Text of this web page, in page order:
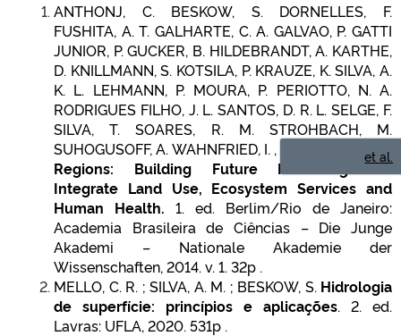
ANTHONJ, C. BESKOW, S. DORNELLES, F.
FUSHITA, A. T. GALHARTE, C. A. GALVAO, P. GATTI
JUNIOR, P. GUCKER, B. HILDEBRANDT, A. KARTHE,
D. KNILLMANN, S. KOTSILA, P. KRAUZE, K. SILVA, A.
K. L. LEHMANN, P. MOURA, P. PERIOTTO, N. A.
RODRIGUES FILHO, J. L. SANTOS, D. R. L. SELGE, F.
SILVA, T. SOARES, R. M. STROHBACH, M.
SUHOGUSOFF, A. WAHNFRIED, I. ,
et al.
Water in Urban
Regions: Building Future Knowledge to
Integrate Land Use, Ecosystem Services and
Human Health. 1. ed. Berlim/Rio de Janeiro:
Academia Brasileira de Ciências – Die Junge
Akademi – Nationale Akademie der
Wissenschaften, 2014. v. 1. 32p .
MELLO, C. R. ; SILVA, A. M. ; BESKOW, S. Hidrologia
de superfície: princípios e aplicações. 2. ed.
Lavras: UFLA, 2020. 531p .